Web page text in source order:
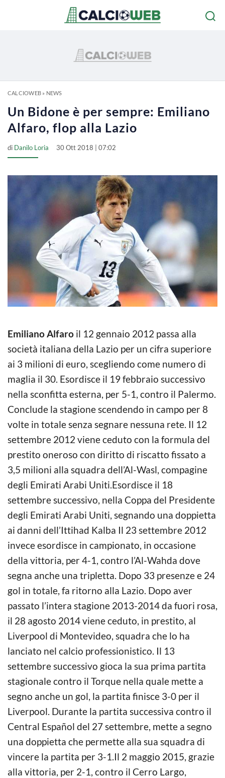
CALCIOWEB» NEWS
Un Bidone è per sempre: Emiliano
Alfaro, flop alla Lazio
di Danilo Loria 30 Ott 2018 | 07:02
Emiliano Alfaro il 12 gennaio 2012 passa alla
società italiana della Lazio per un cifra superiore
ai 3 milioni di euro, scegliendo come numero di
maglia il 30. Esordisce il 19 febbraio successivo
nella sconfitta esterna, per 5-1, contro il Palermo.
Conclude la stagione scendendo in campo per 8
volte in totale senza segnare nessuna rete. Il 12
settembre 2012 viene ceduto con la formula del
prestito oneroso con diritto di riscatto fissato a
3,5 milioni alla squadra dell’Al-Wasl, compagine
degli Emirati Arabi Uniti.Esordisce il 18
settembre successivo, nella Coppa del Presidente
degli Emirati Arabi Uniti, segnando una doppietta
ai danni dell’Ittihad Kalba Il 23 settembre 2012
invece esordisce in campionato, in occasione
della vittoria, per 4-1, contro l’Al-Wahda dove
segna anche una tripletta. Dopo 33 presenze e 24
gol in totale, fa ritorno alla Lazio. Dopo aver
passato l’intera stagione 2013-2014 da fuori rosa,
il 28 agosto 2014 viene ceduto, in prestito, al
Liverpool di Montevideo, squadra che lo ha
lanciato nel calcio professionistico. Il 13
settembre successivo gioca la sua prima partita
stagionale contro il Torque nella quale mette a
segno anche un gol, la partita finisce 3-0 per il
Liverpool. Durante la partita successiva contro il
Central Español del 27 settembre, mette a segno
una doppietta che permette alla sua squadra di
vincere la partita per 3-1.Il 2 maggio 2015, grazie
alla vittoria, per 2-1, contro il Cerro Largo,